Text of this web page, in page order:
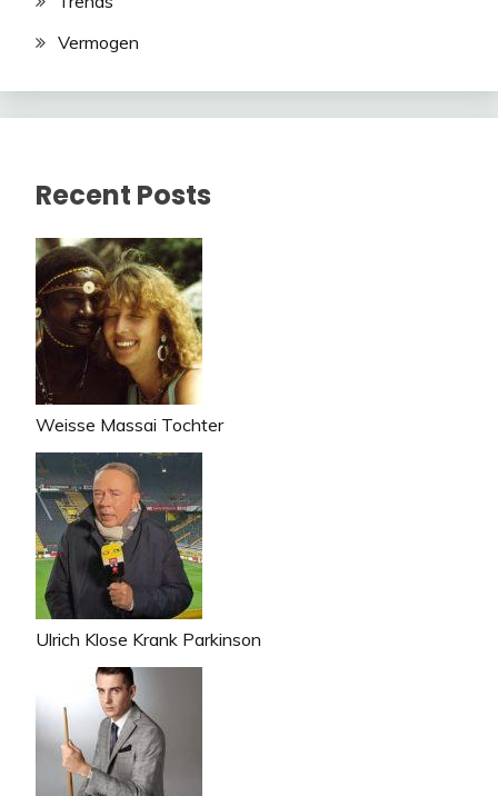
Vermogen
Recent Posts
Weisse Massai Tochter
Ulrich Klose Krank Parkinson